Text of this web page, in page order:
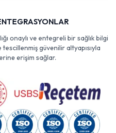
onaylı ve entegreli bir sağlık bilgi
güvenilir altyapısıyla
erişim sağlar.